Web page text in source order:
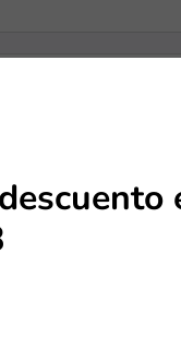
S/0